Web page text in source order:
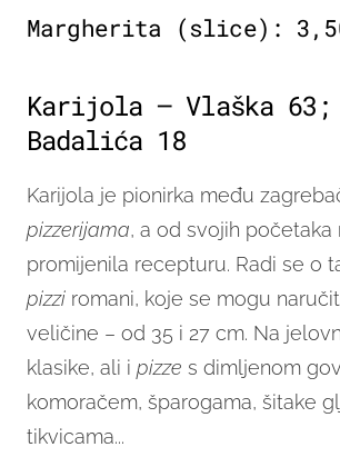
Margherita (slice):
Karijola – Vlaška 63;
Badalića 18
Karijola je pionirka među
pizzerijama, a od svojih početaka
promijenila recepturu. Radi se o
pizzi romani, koje se mogu
veličine – od 35 i 27 cm. Na
klasike, ali i pizze s dimljenom
komoračem, šparogama, šitake
tikvicama...